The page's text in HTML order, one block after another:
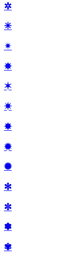
✲
✳
✴
✵
✶
✷
✸
✹
✺
✻
✼
✽
✾